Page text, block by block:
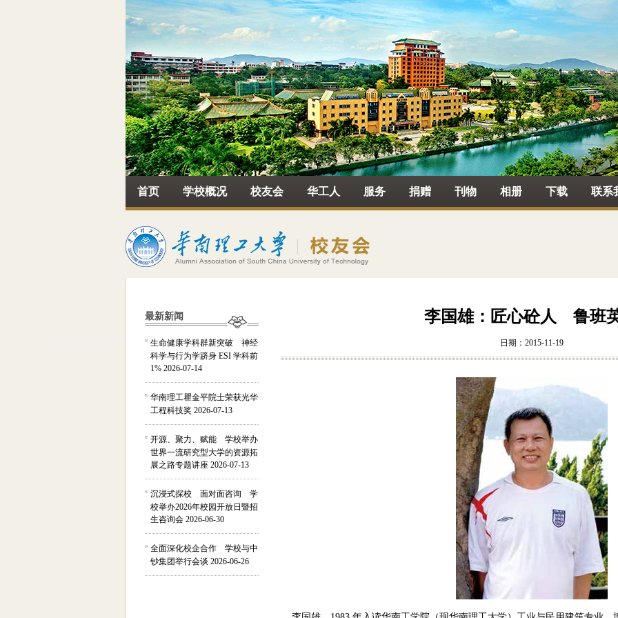
首页 学校概况 校友会 华工人 服务 捐赠 刊物 相册 下载 联系
最新新闻
生命健康学科群新突破 神经
科学与行为学跻身 ESI 学科前
1% 2026-07-14
华南理工瞿金平院士荣获光华
工程科技奖 2026-07-13
开源、聚力、赋能 学校举办
世界一流研究型大学的资源拓
展之路专题讲座 2026-07-13
沉浸式探校 面对面咨询 学
校举办2026年校园开放日暨招
生咨询会 2026-06-30
全面深化校企合作 学校与中
钞集团举行会谈 2026-06-26
李国雄：匠心砼人 鲁班
日期：2015-11-19